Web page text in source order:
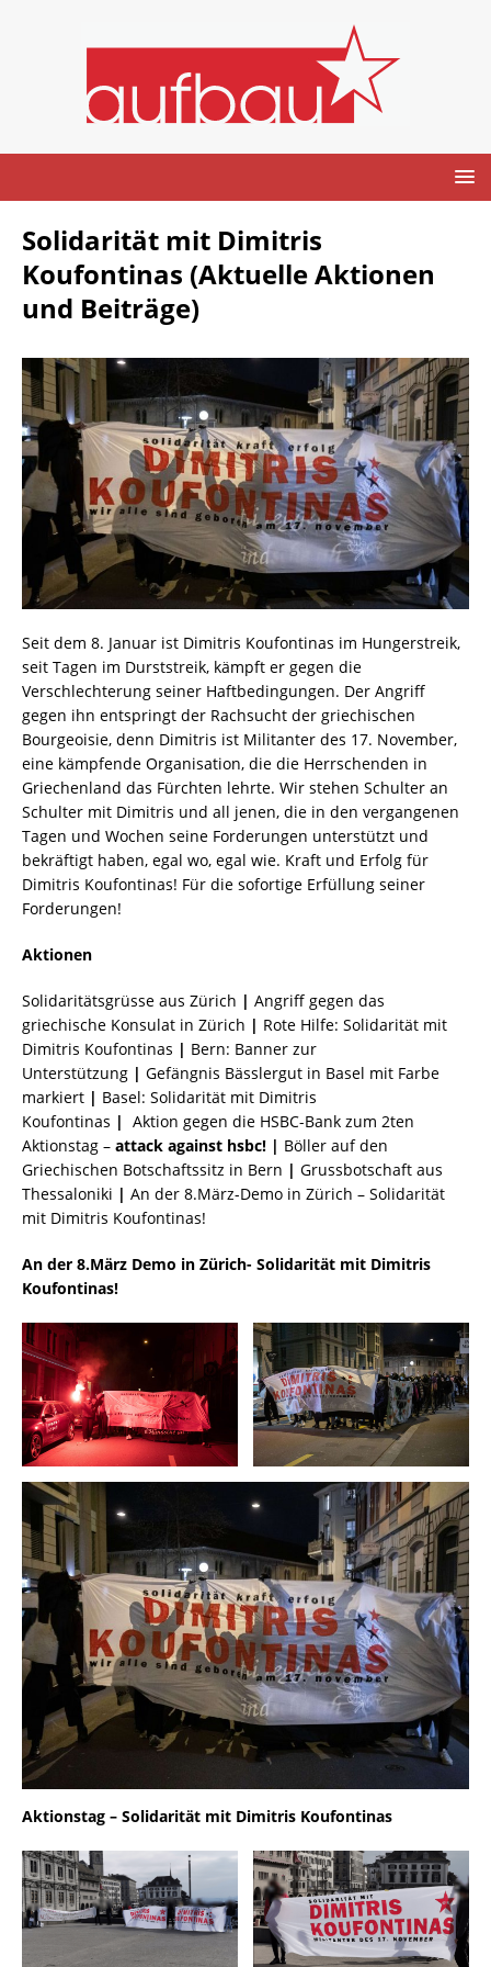
Solidarität mit Dimitris
Koufontinas (Aktuelle Aktionen
und Beiträge)
Seit dem 8. Januar ist Dimitris Koufontinas im Hungerstreik,
seit Tagen im Durststreik, kämpft er gegen die
Verschlechterung seiner Haftbedingungen. Der Angriff
gegen ihn entspringt der Rachsucht der griechischen
Bourgeoisie, denn Dimitris ist Militanter des 17. November,
eine kämpfende Organisation, die die Herrschenden in
Griechenland das Fürchten lehrte. Wir stehen Schulter an
Schulter mit Dimitris und all jenen, die in den vergangenen
Tagen und Wochen seine Forderungen unterstützt und
bekräftigt haben, egal wo, egal wie. Kraft und Erfolg für
Dimitris Koufontinas! Für die sofortige Erfüllung seiner
Forderungen!
Aktionen
Solidaritätsgrüsse aus Zürich | Angriff gegen das
griechische Konsulat in Zürich | Rote Hilfe: Solidarität mit
Dimitris Koufontinas | Bern: Banner zur
Unterstützung | Gefängnis Bässlergut in Basel mit Farbe
markiert | Basel: Solidarität mit Dimitris
Koufontinas | Aktion gegen die HSBC-Bank zum 2ten
Aktionstag – attack against hsbc! | Böller auf den
Griechischen Botschaftssitz in Bern | Grussbotschaft aus
Thessaloniki | An der 8.März-Demo in Zürich – Solidarität
mit Dimitris Koufontinas!
An der 8.März Demo in Zürich- Solidarität mit Dimitris
Koufontinas!
Aktionstag – Solidarität mit Dimitris Koufontinas